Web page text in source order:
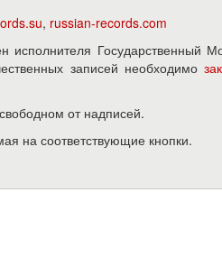
, russian-records.com
Государственный
записей необходимо
от надписей.
на соответствующие кнопки.